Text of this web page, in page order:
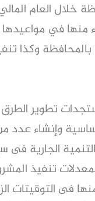
منها في
وكذا
تطوير الطرق
وإنشاء عدد
الجارية فى
تنفيذ
فى التوقيتات